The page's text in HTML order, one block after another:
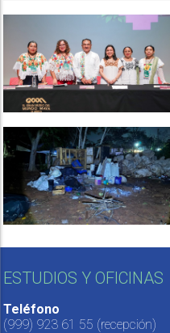
ESTUDIOS Y OFICINAS
Teléfono
(999) 923 61 55 (recepción)